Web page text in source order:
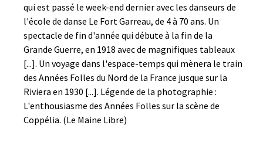
qui est passé le week-end dernier avec les danseurs de
l'école de danse Le Fort Garreau, de 4 à 70 ans. Un
spectacle de fin d'année qui débute à la fin de la
Grande Guerre, en 1918 avec de magnifiques tableaux
[...]. Un voyage dans l'espace-temps qui mènera le train
des Années Folles du Nord de la France jusque sur la
Riviera en 1930 [...]. Légende de la photographie :
L'enthousiasme des Années Folles sur la scène de
Coppélia. (Le Maine Libre)